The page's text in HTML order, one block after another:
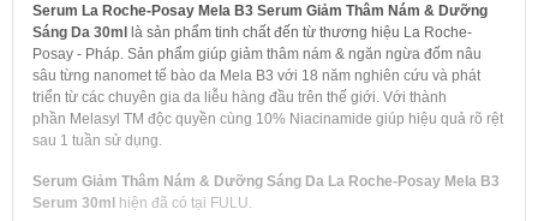
Serum La Roche-Posay Mela B3 Serum Giảm Thâm Nám & Dưỡng
Sáng Da 30ml là sản phẩm tinh chất đến từ thương hiệu La Roche-
Posay - Pháp. Sản phẩm giúp giảm thâm nám & ngăn ngừa đốm nâu
sâu từng nanomet tế bào da Mela B3 với 18 năm nghiên cứu và phát
triển từ các chuyên gia da liễu hàng đầu trên thế giới. Với thành
phần Melasyl TM độc quyền cùng 10% Niacinamide giúp hiệu quả rõ rệt
sau 1 tuần sử dụng.
Serum Giảm Thâm Nám & Dưỡng Sáng Da La Roche-Posay Mela B3
Serum 30ml hiện đã có tại FULU.